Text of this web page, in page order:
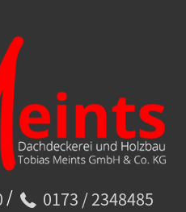
/
0173 / 2348485